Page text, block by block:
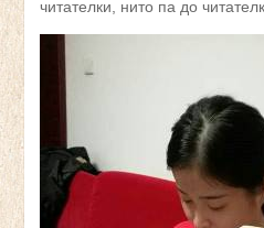
читателки, нито па до